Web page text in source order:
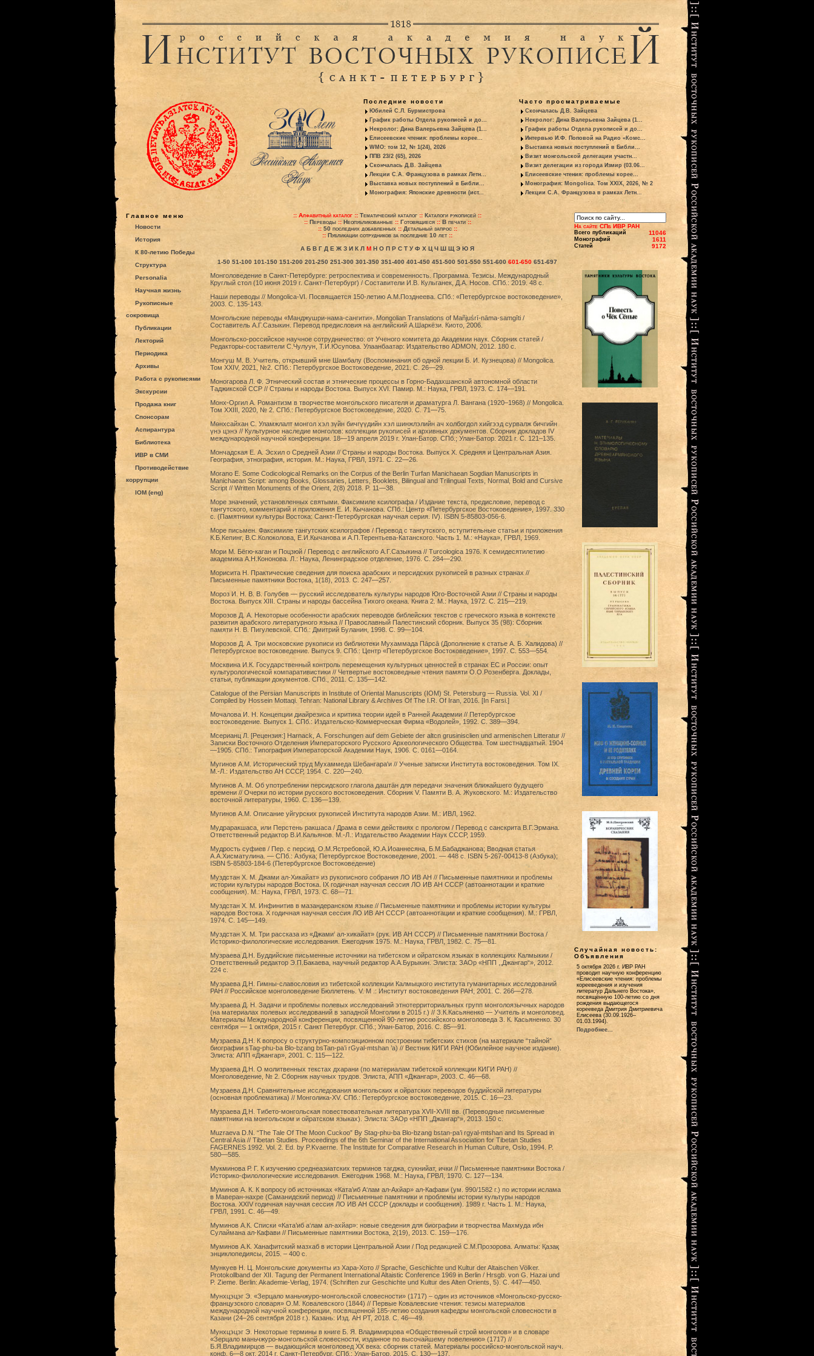
Последние новости
Юбилей С.Л. Бурмистрова
График работы Отдела рукописей и до...
Некролог: Дина Валерьевна Зайцева (1...
Елисеевские чтения: проблемы корее...
WMO: том 12, № 1(24), 2026
ППВ 23/2 (65), 2026
Скончалась Д.В. Зайцева
Лекции С.А. Французова в рамках Летн...
Выставка новых поступлений в Библи...
Монография: Японские древности (ист...
Часто просматриваемые
Скончалась Д.В. Зайцева
Некролог: Дина Валерьевна Зайцева (1...
График работы Отдела рукописей и до...
Интервью И.Ф. Поповой на Радио «Комс...
Выставка новых поступлений в Библи...
Визит монгольской делегации участн...
Визит делегации из города Измир (03.06...
Елисеевские чтения: проблемы корее...
Монография: Mongolica. Том XXIX, 2026, № 2
Лекции С.А. Французова в рамках Летн...
Главное меню
Новости
История
К 80-летию Победы
Структура
Personalia
Научная жизнь
Рукописные
сокровища
Публикации
Лекторий
Периодика
Архивы
Работа с рукописями
Экскурсии
Продажа книг
Спонсорам
Аспирантура
Библиотека
ИВР в СМИ
Противодействие
коррупции
IOM (eng)
:: Алфавитный каталог :: Тематический каталог :: Каталоги рукописей ::
:: Переводы:: Неопубликованные:: Готовящиеся:: В печати::
:: 50 последних добавленных:: Детальный запрос::
:: Публикации сотрудников за последние 10 лет::
А Б В Г Д Е Ж З И К Л М Н О П Р С Т У Ф Х Ц Ч Ш Щ Э Ю Я
1-50 51-100 101-150 151-200 201-250 251-300 301-350 351-400 401-450 451-500 501-550 551-600 601-650 651-697
Монголоведение в Санкт-Петербурге: ретроспектива и современность. Программа. Тезисы. Международный
Круглый стол (10 июня 2019 г. Санкт-Петербург) / Составители И.В. Кульганек, Д.А. Носов. СПб.: 2019. 48 с.
Наши переводы // Mongolica-VI. Посвящается 150-летию А.М.Позднеева. СПб.: «Петербургское востоковедение»,
2003. С. 135-143.
Монгольские переводы «Манджушри-нама-сангити». Mongolian Translations of Mañjuśrī-nāma-samgīti /
Составитель А.Г.Сазыкин. Перевод предисловия на английский А.Шаркёзи. Киото, 2006.
Монгольско-российское научное сотрудничество: от Ученого комитета до Академии наук. Сборник статей /
Редакторы-составители С.Чулуун, Т.И.Юсупова. Улаанбаатар: Издательство ADMON, 2012. 180 с.
Монгуш М. В. Учитель, открывший мне Шамбалу (Воспоминания об одной лекции Б. И. Кузнецова) // Mongolica.
Том XXIV, 2021, №2. СПб.: Петербургское Востоковедение, 2021. С. 26—29.
Моногарова Л. Ф. Этнический состав и этнические процессы в Горно-Бадахшанской автономной области
Таджикской ССР // Страны и народы Востока. Выпуск XVI. Памир. М.: Наука, ГРВЛ, 1973. С. 174—191.
Монх-Оргил А. Романтизм в творчестве монгольского писателя и драматурга Л. Вангана (1920–1968) // Mongolica.
Том XXIII, 2020, № 2. СПб.: Петербургское Востоковедение, 2020. С. 71—75.
Мөнхсайхан С. Уламжлалт монгол хэл зүйн бичгүүдийн хэл шинжлэлийн ач холбогдол хийгээд сурвалж бичгийн
үнэ цэнэ // Культурное наследие монголов: коллекции рукописей и архивных документов. Сборник докладов IV
международной научной конференции. 18—19 апреля 2019 г. Улан-Батор. СПб.; Улан-Батор. 2021 г. С. 121–135.
Мончадская Е. А. Эсхил о Средней Азии // Страны и народы Востока. Выпуск X. Средняя и Центральная Азия.
География, этнография, история. М.: Наука, ГРВЛ, 1971. С. 22—26.
Morano E. Some Сodicological Remarks on the Сorpus of the Berlin Turfan Manichaean Sogdian Manuscripts in
Manichaean Script: among Books, Glossaries, Letters, Booklets, Bilingual and Trilingual Texts, Normal, Bold and Cursive
Script // Written Monuments of the Orient, 2(8) 2018. P. 11—38.
Море значений, установленных святыми. Факсимиле ксилографа / Издание текста, предисловие, перевод с
тангутского, комментарий и приложения Е. И. Кычанова. СПб.: Центр «Петербургское Востоковедение», 1997. 330
с. (Памятники культуры Востока: Санкт-Петербургская научная серия. IV). ISBN 5-85803-056-6.
Море письмен. Факсимиле тангутских ксилографов / Перевод с тангутского, вступительные статьи и приложения
К.Б.Кепинг, В.С.Колоколова, Е.И.Кычанова и А.П.Терентьева-Катанского. Часть 1. М.: «Наука», ГРВЛ, 1969.
Мори М. Бёгю-каган и Поцзюй / Перевод с английского А.Г.Сазыкина // Turcologica 1976. К семидесятилетию
академика А.Н.Кононова. Л.: Наука, Ленинградское отделение, 1976. С. 284—290.
Морисита Н. Практические сведения для поиска арабских и персидских рукописей в разных странах //
Письменные памятники Востока, 1(18), 2013. С. 247—257.
Мороз И. Н. В. В. Голубев — русский исследователь культуры народов Юго-Восточной Азии // Страны и народы
Востока. Выпуск XIII. Страны и народы бассейна Тихого океана. Книга 2. М.: Наука, 1972. С. 215—219.
Морозов Д. А. Некоторые особенности арабских переводов библейских текстов с греческого языка в контексте
развития арабского литературного языка // Православный Палестинский сборник. Выпуск 35 (98): Сборник
памяти Н. В. Пигулевской. СПб.: Дмитрий Буланин, 1998. С. 99—104.
Морозов Д. А. Три московские рукописи из библиотеки Мух̣аммада Пāрсā (Дополнение к статье А. Б. Халидова) //
Петербургское востоковедение. Выпуск 9. СПб.: Центр «Петербургское Востоковедение», 1997. С. 553—554.
Москвина И.К. Государственный контроль перемещения культурных ценностей в странах ЕС и России: опыт
культурологической компаративистики // Четвертые востоковедные чтения памяти О.О.Розенберга. Доклады,
статьи, публикации документов. СПб., 2011. С. 135—142.
Catalogue of the Persian Manuscripts in Institute of Oriental Manuscripts (IOM) St. Petersburg — Russia. Vol. XI /
Compiled by Hossein Mottaqi. Tehran: National Library & Archives Of The I.R. Of Iran, 2016. [In Farsi.]
Мочалова И. Н. Концепции диайрезиса и критика теории идей в Ранней Академии // Петербургское
востоковедение. Выпуск 1. СПб.: Издательско-Коммерческая Фирма «Водолей», 1992. С. 389—394.
Мсерианц Л. [Рецензия:] Harnack, А. Forschungen auf dem Gebiete der altcn grusinisclien und armenischen Litteratur //
Записки Восточного Отделения Императорского Русского Археологического Общества. Том шестнадцатый. 1904
—1905. СПб.: Типография Императорской Академии Наук, 1906. С. 0161—0164.
Мугинов А.М. Исторический труд Мухаммеда Шебангара'и // Ученые записки Института востоковедения. Том IX.
М.-Л.: Издательство АН СССР, 1954. С. 220—240.
Мугинов А. М. Об употреблении персидского глагола даштӓн для передачи значения ближайшего будущего
времени // Очерки по истории русского востоковедения. Сборник V. Памяти В. А. Жуковского. М.: Издательство
восточной литературы, 1960. С. 136—139.
Мугинов А.М. Описание уйгурских рукописей Института народов Азии. М.: ИВЛ, 1962.
Мудраракшаса, или Перстень ракшаса / Драма в семи действиях с прологом / Перевод с санскрита В.Г.Эрмана.
Ответственный редактор В.И.Кальянов. М.-Л.: Издательство Академии Наук СССР, 1959.
Мудрость суфиев / Пер. с персид. О.М.Ястребовой, Ю.А.Иоаннесяна, Б.М.Бабаджанова; Вводная статья
А.А.Хисматулина. — СПб.: Азбука; Петербургское Востоковедение, 2001. — 448 с. ISBN 5-267-00413-8 (Азбука);
ISBN 5-85803-184-6 (Петербургское Востоковедение)
Муздстан Х. М. Джами ал-Хикайат» из рукописного собрания ЛО ИВ АН // Письменные памятники и проблемы
истории культуры народов Востока. IX годичная научная сессия ЛО ИВ АН СССР (автоаннотации и краткие
сообщения). М.: Наука, ГРВЛ, 1973. С. 68—71.
Муздстан Х. М. Инфинитив в мазандеранском языке // Письменные памятники и проблемы истории культуры
народов Востока. X годичная научная сессия ЛО ИВ АН СССР (автоаннотации и краткие сообщения). М.: ГРВЛ,
1974. С. 145—149.
Муздстан X. М. Три рассказа из «Джами‘ ал-хикайат» (рук. ИВ АН СССР) // Письменные памятники Востока /
Историко-филологические исследования. Ежегодник 1975. М.: Наука, ГРВЛ, 1982. С. 75—81.
Музраева Д.Н. Буддийские письменные источники на тибетском и ойратском языках в коллекциях Калмыкии /
Ответственный редактор Э.П.Бакаева, научный редактор А.А.Бурыкин. Элиста: ЗАОр «НПП ,,Джангар“», 2012.
224 с.
Музраева Д.Н. Гимны-славословия из тибетской коллекции Калмыцкого института гуманитарных исследований
РАН // Российское монголоведение Бюллетень. V. М .: Институт востоковедения РАН, 2001. С. 266—278.
Музраева Д. Н. Задачи и проблемы полевых исследований этнотерриториальных групп монголоязычных народов
(на материалах полевых исследований в западной Монголии в 2015 г.) // З.К.Касьяненко — Учитель и монголовед.
Материалы Международной конференции, посвященной 90-летию российского монголоведа З. К. Касьяненко. 30
сентября — 1 октября, 2015 г. Санкт Петербург. СПб.; Улан-Батор, 2016. C. 85—91.
Музраева Д.Н. К вопросу о структурно-композиционном построении тибетских стихов (на материале “тайной”
биографии sTag-phu-ba Blo-bzang bsTan-pa’i rGyal-mtshan ’a) // Вестник КИГИ РАН (Юбилейное научное издание).
Элиста: АПП «Джангар», 2001. С. 115—122.
Музраева Д.Н. О молитвенных текстах дхарани (по материалам тибетской коллекции КИГИ РАН) //
Монголоведение, № 2. Сборник научных трудов. Элиста, АПП «Джангар», 2003. С. 46—68.
Музраева Д.Н. Сравнительные исследования монгольских и ойратских переводов буддийской литературы
(основная проблематика) // Монголика-XV. СПб.: Петербургское востоковедение, 2015. С. 16—23.
Музраева Д.Н. Тибето-монгольская повествовательная литература ХVII-ХVIII вв. (Переводные письменные
памятники на монгольском и ойратском языках). Элиста: ЗАОр «НПП „Джангар“», 2013. 150 с.
Muzraeva D.N. “The Tale Of The Moon Cuckoo” By Stag-phu-ba Blo-bzang bstan-pa’i rgyal-mtshan and Its Spread in
Central Asia // Tibetan Studies. Proceedings of the 6th Seminar of the International Association for Tibetan Studies
FAGERNES 1992. Vol. 2. Ed. by P.Kvaerne. The Institute for Comparative Research in Human Culture, Oslo, 1994. P.
580—585.
Мукминова Р. Г. К изучению среднеазиатских терминов тагджа, сукнийат, ички // Письменные памятники Востока /
Историко-филологические исследования. Ежегодник 1968. М.: Наука, ГРВЛ, 1970. С. 127—134.
Муминов А. К. К вопросу об источниках «Ката’иб А‘лам ал-Ахйар» ал-Кафави (ум. 990/1582 г.) по истории ислама
в Маверан-нахре (Саманидский период) // Письменные памятники и проблемы истории культуры народов
Востока. XXIV годичная научная сессия ЛО ИВ АН СССР (доклады и сообщения). 1989 г. Часть 1. М.: Наука,
ГРВЛ, 1991. С. 46—49.
Муминов А.К. Списки «Ката’иб а‘лам ал-ахйар»: новые сведения для биографии и творчества Махмуда ибн
Сулаймана ал-Кафави // Письменные памятники Востока, 2(19), 2013. С. 159—176.
Муминов А.К. Ханафитский мазхаб в истории Центральной Азии / Под редакцией С.М.Прозорова. Алматы: Қазақ
энциклопедиясы, 2015. – 400 с.
Мункуев Н. Ц. Монгольские документы из Хара-Хото // Sprache, Geschichte und Kultur der Altaischen Völker.
Protokollband der XII. Tagung der Permanent International Altaistic Conference 1969 in Berlin / Hrsgb. von G. Hazai und
P. Zieme. Berlin: Akademie-Verlag, 1974. (Schriften zur Geschichte und Kultur des Alten Orients, 5). С. 447—450.
Мунхцэцэг Э. «Зерцало маньчжуро-монгольской словесности» (1717) – один из источников «Монгольско-русско-
французского словаря» О.М. Ковалевского (1844) // Первые Ковалевские чтения: тезисы материалов
международной научной конференции, посвященной 185-летию создания кафедры монгольской словесности в
Казани (24‒26 сентября 2018 г.). Казань: Изд. АН РТ, 2018. С. 46—49.
Мунхцэцэг Э. Некоторые термины в книге Б. Я. Владимирцова «Общественный строй монголов» и в словаре
«Зерцало маньчжуро-монгольской словесности, изданное по высочайшему повелению» (1717) //
Б.Я.Владимирцов — выдающийся монголовед ХХ века: сборник статей. Материалы российско-монгольской науч.
конф. 6—8 окт. 2014 г. Санкт-Петербург. СПб.; Улан-Батор, 2015. С. 130—137.
На сайте СПб ИВР РАН
Всего публикаций 11046
Монографий 1611
Статей 9172
Случайная новость:
Объявления
5 октября 2026 г. ИВР РАН
проводит научную конференцию
«Елисеевские чтения: проблемы
корееведения и изучения
литератур Дальнего Востока»,
посвящённую 100-летию со дня
рождения выдающегося
корееведа Дмитрия Дмитриевича
Елисеева (30.09.1926–
01.03.1994).
Подробнее...